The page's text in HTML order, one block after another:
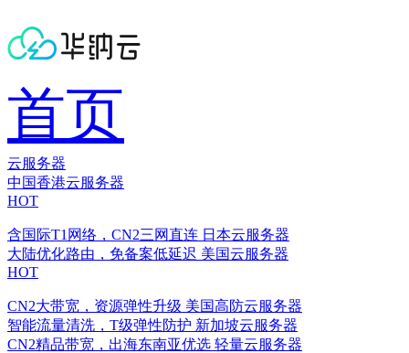
首页
云服务器
中国香港云服务器
HOT
含国际T1网络，CN2三网直连 日本云服务器
大陆优化路由，免备案低延迟 美国云服务器
HOT
CN2大带宽，资源弹性升级 美国高防云服务器
智能流量清洗，T级弹性防护 新加坡云服务器
CN2精品带宽，出海东南亚优选 轻量云服务器